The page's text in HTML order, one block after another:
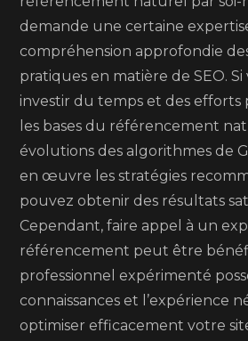
demande une certaine
compréhension approfondie
pratiques en matière de SEO.
investir du temps et des
les bases du référencement
évolutions des algorithmes de
en œuvre les stratégies
pouvez obtenir des résultats
Cependant, faire appel à un
référencement peut être
professionnel expérimenté
connaissances et l’expérience
optimiser efficacement votre